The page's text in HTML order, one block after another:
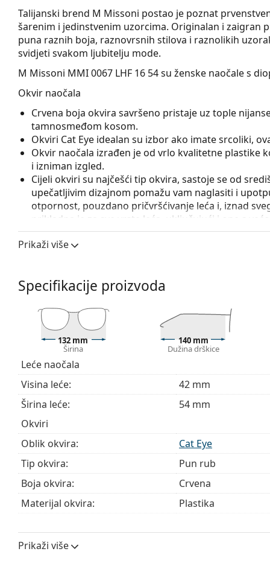
Talijanski brend M Missoni postao je poznat
šarenim i jedinstvenim uzorcima. Originalan i zaigran
puna raznih boja, raznovrsnih stilova i raznolikih
svidjeti svakom ljubitelju mode.
M Missoni MMI 0067 LHF 16 54su ženske naočale s
Okvir naočala
Crvena boja okvira savršeno pristaje uz tople
tamnosmeđom kosom.
Okviri Cat Eye idealan su izbor ako imate srcoliki,
Okvir naočala izrađen je od vrlo kvalitetne plastike
i izniman izgled.
Cijeli okviri su najčešći tip okvira, sastoje se od
upečatljivim dizajnom pomažu vam naglasiti i
otpornost, pouzdano pričvršćivanje leća i, iznad
prikladna je za sve vrste leća, uključujući i one s
Pribor
sadržavati tekstilnu vrećicu.
Istražite cijelu ponudu
kako biste
kupnju naočala
ako trebate pomoć pri odabiru.
Ovo je medicinski proizvod. Prije uporabe pročitajte
Prikaži više
Specifikacije proizvoda
132 mm
Širina
140 mm
Dužina drškice
Leće naočala
Visina leće:
42 mm
Širina leće:
54 mm
Okviri
Oblik okvira:
Cat Eye
Tip okvira:
Pun rub
Boja okvira:
Crvena
Materijal okvira:
Plastika
Širina:
Prikaži više